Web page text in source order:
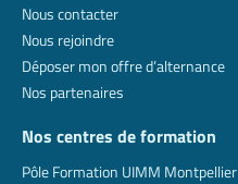
Nous contacter
Nous rejoindre
Déposer mon offre d’alternance
Nos partenaires
Nos centres de formation
Pôle Formation UIMM Montpellier